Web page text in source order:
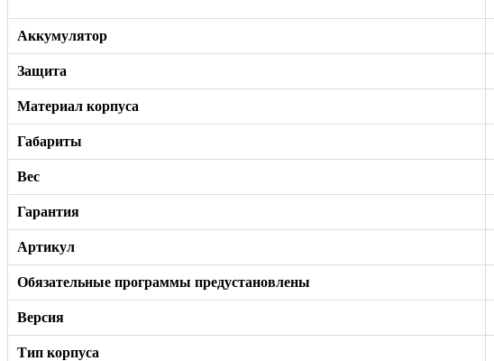
Аккумулятор
Защита
Материал корпуса
Габариты
Вес
Гарантия
Артикул
Обязательные программы предустановлены
Версия
Тип корпуса